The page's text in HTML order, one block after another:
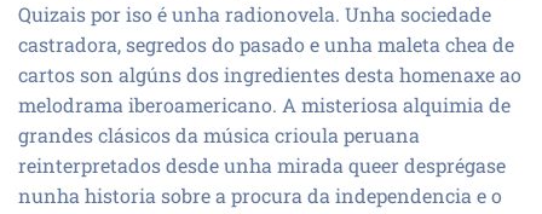
Quizais por iso é unha radionovela. Unha sociedade
castradora, segredos do pasado e unha maleta chea de
cartos son algúns dos ingredientes desta homenaxe ao
melodrama iberoamericano. A misteriosa alquimia de
grandes clásicos da música crioula peruana
reinterpretados desde unha mirada queer desprégase
nunha historia sobre a procura da independencia e o